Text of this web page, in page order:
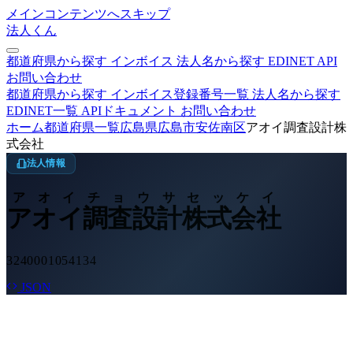
メインコンテンツへスキップ
法人くん
都道府県から探す インボイス 法人名から探す EDINET API
お問い合わせ
都道府県から探す インボイス登録番号一覧 法人名から探す
EDINET一覧 APIドキュメント お問い合わせ
ホーム都道府県一覧広島県広島市安佐南区アオイ調査設計株
式会社
法人情報
アオイ調査設計株式会社
アオイチョウサセッケイ
3240001054134
JSON